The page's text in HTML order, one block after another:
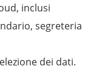
inclusi
segreteria
dei dati.